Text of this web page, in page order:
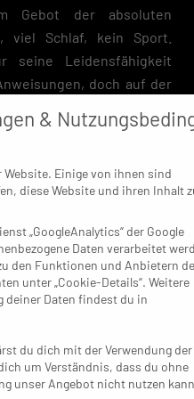
Gebot der absoluten
viel Schlaf, kein Sport.
Leidensfähigkeit
doch auf der
auf den Freitag blicken
Morgen des Spieltages
drückt. „Ich hoffe,
sagt Schneider. Draußen
versucht? Nur
Veto erfolgt.
er zusammen mit dem
Feld zeigen könnte, dass
&
Einige von ihnen sind
diese Website und ihren Inhalt
„GoogleAnalytics“ der Google
Daten verarbeitet
den Funktionen und Anbietern
unter „Cookie-Details“. Weitere
deiner Daten findest du in
du dich mit der Verwendung der
um Verständnis, dass du ohne
unser Angebot nicht nutzen